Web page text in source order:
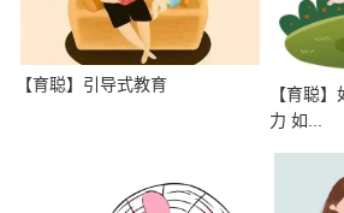
【育聪】引导式教育
【育聪
力 如...